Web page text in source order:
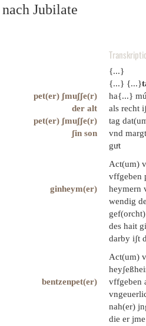
Jubilate
{...}
{...} {...}
pet(er) ʃmuʃʃe(r)
ha{...}
der alt
als recht
pet(er) ʃmuʃʃe(r)
tag
ʃin son
vnd
guͦt
Act(um)
vffgeben
ginheym(er)
heymern
wendig
des hait
darby iʃt
Act(um)
bentzenpet(er)
vffgeben
nah(er)
die er